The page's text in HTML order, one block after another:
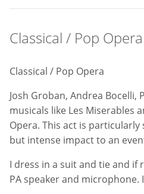
but intense impact to an
I dress in a suit and tie and if
PA speaker and microphone.
Auszeichnungen
TOP BEWERTET
Kategorie:
TOP-Bewertet